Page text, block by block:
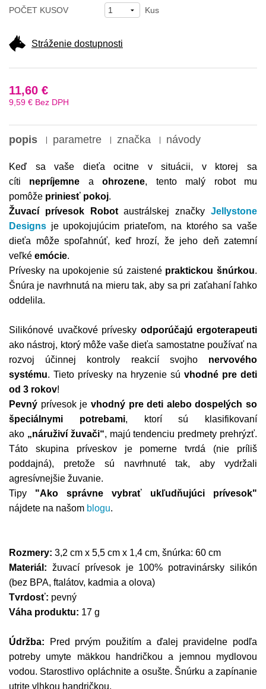
POČET KUSOV Kus
Stráženie dostupnosti
11,60 €
9,59 € Bez DPH
popis parametre značka návody
Keď sa vaše dieťa ocitne v situácii, v ktorej sa
cíti nepríjemne aohrozene, tento malý robot mu
pomôže priniesť pokoj.
Žuvací prívesok Robotaustrálskej značkyJellystone
Designs je upokojujúcim priateľom, na ktorého sa vaše
dieťa môže spoľahnúť, keď hrozí, že jeho deň zatemní
veľké emócie.
Prívesky na upokojenie sú zaistené praktickou šnúrkou.
Šnúra je navrhnutá na mieru tak, aby sa pri zaťahaní ľahko
oddelila.
Silikónové uvačkové prívesky odporúčajú ergoterapeuti
ako nástroj, ktorý môže vaše dieťa samostatne používať na
rozvoj účinnej kontroly reakcií svojho nervového
systému. Tieto prívesky na hryzenie sú vhodné pre deti
od 3 rokov!
Pevný prívesok je vhodný pre deti alebo dospelých so
špeciálnymi potrebami, ktorí sú klasifikovaní
ako „náruživí žuvači“, majú tendenciu predmety prehrýzť.
Táto skupina príveskov je pomerne tvrdá (nie príliš
poddajná), pretože sú navrhnuté tak, aby vydržali
agresívnejšie žuvanie.
Tipy "Ako správne vybrať ukľudňujúci prívesok"
nájdete na našom blogu.
Rozmery: 3,2 cm x 5,5 cm x 1,4 cm, šnúrka: 60 cm
Materiál: žuvací prívesok je 100% potravinársky silikón
(bez BPA, ftalátov, kadmia a olova)
Tvrdosť: pevný
Váha produktu: 17 g
Údržba: Pred prvým použitím a ďalej pravidelne podľa
potreby umyte mäkkou handričkou a jemnou mydlovou
vodou. Starostlivo opláchnite a osušte. Šnúrku a zapínanie
utrite vlhkou handričkou.